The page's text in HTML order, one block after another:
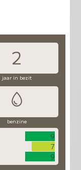
2
jaar in bezit
benzine
9
7
9